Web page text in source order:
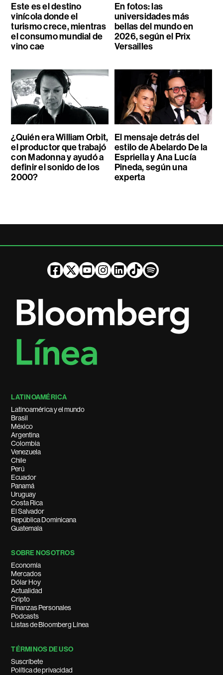
Este es el destino
vinícola donde el
turismo crece, mientras
el consumo mundial de
vino cae
En fotos: las
universidades más
bellas del mundo en
2026, según el Prix
Versailles
¿Quién era William Orbit,
el productor que trabajó
con Madonna y ayudó a
definir el sonido de los
2000?
El mensaje detrás del
estilo de Abelardo De la
Espriella y Ana Lucía
Pineda, según una
experta
LATINOAMÉRICA
Latinoamérica y el mundo
Brasil
México
Argentina
Colombia
Venezuela
Chile
Perú
Ecuador
Panamá
Uruguay
Costa Rica
El Salvador
República Dominicana
Guatemala
SOBRE NOSOTROS
Economía
Mercados
Dólar Hoy
Actualidad
Cripto
Finanzas Personales
Podcasts
Listas de Bloomberg Línea
TÉRMINOS DE USO
Suscríbete
Política de privacidad